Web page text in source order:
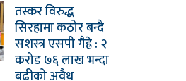
तस्कर विरुद्ध
सिरहामा कठोर बन्दै
सशस्त्र एसपी गैह्रे : २
करोड ७६ लाख भन्दा
बढीको अवैध